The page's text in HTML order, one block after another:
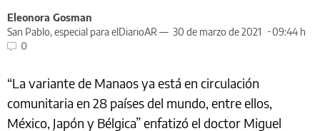
Eleonora Gosman
San Pablo, especial para elDiarioAR — 30 de marzo de 2021
09:44 h
0
“La variante de Manaos ya está en circulación
comunitaria en 28 países del mundo, entre ellos,
México, Japón y Bélgica” enfatizó el doctor Miguel